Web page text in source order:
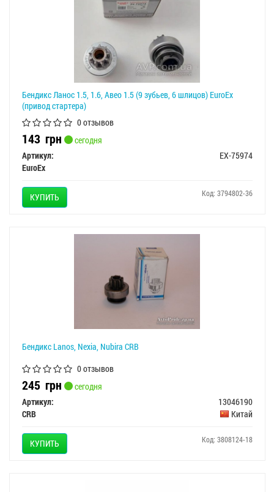
Бендикс Ланос 1.5, 1.6, Авео 1.5 (9 зубьев, 6 шлицов) EuroEx
(привод стартера)
0 отзывов
143 грн
сегодня
Артикул:
EX-75974
EuroEx
КУПИТЬ Код: 3794802-36
Бендикс Lanos, Nexia, Nubira CRB
0 отзывов
245 грн
сегодня
Артикул:
13046190
CRB
Китай
КУПИТЬ Код: 3808124-18